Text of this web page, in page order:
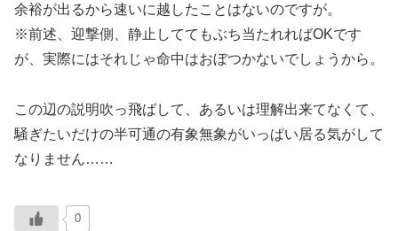
余裕が出るから速いに越したことはないのですが。
※前述、迎撃側、静止しててもぶち当たれればOKです
が、実際にはそれじゃ命中はおぼつかないでしょうから。
この辺の説明吹っ飛ばして、あるいは理解出来てなくて、
騒ぎたいだけの半可通の有象無象がいっぱい居る気がして
なりません……
0